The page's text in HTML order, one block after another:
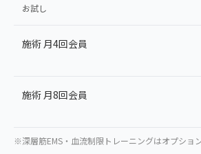
お試し
施術 月4回会員
施術 月8回会員
※深層筋EMS・血流制限トレーニングはオプショ